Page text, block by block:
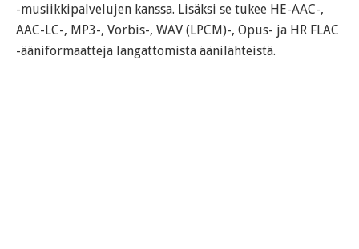
-musiikkipalvelujen kanssa. Lisäksi se tukee HE-AAC-,
AAC-LC-, MP3-, Vorbis-, WAV (LPCM)-, Opus- ja HR FLAC
-ääniformaatteja langattomista äänilähteistä.